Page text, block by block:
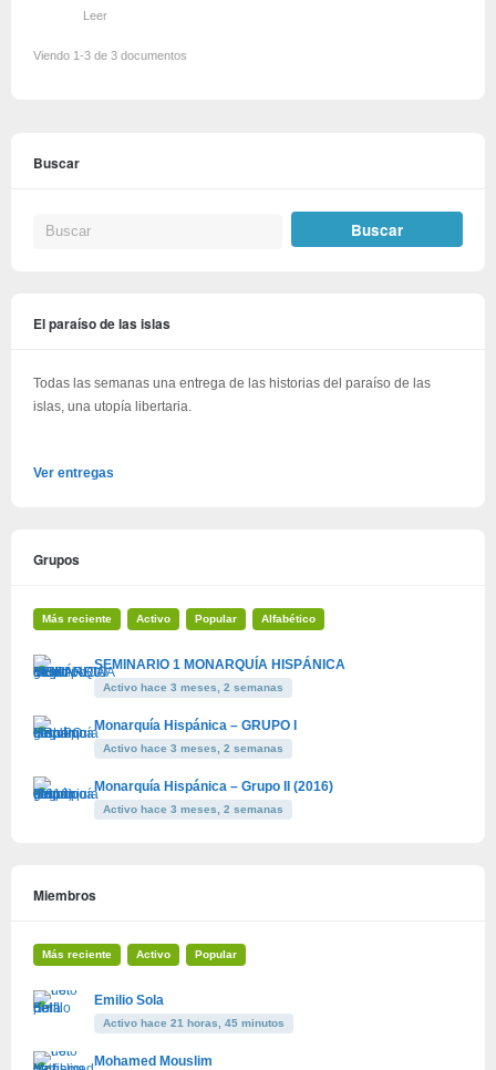
Leer
Viendo 1-3 de 3 documentos
Buscar
El paraíso de las islas
Todas las semanas una entrega de las historias del paraíso de las
islas, una utopía libertaria.
Ver entregas
Grupos
Más reciente Activo Popular Alfabético
SEMINARIO 1 MONARQUÍA HISPÁNICA
Activo hace 3 meses, 2 semanas
Monarquía Hispánica – GRUPO I
Activo hace 3 meses, 2 semanas
Monarquía Hispánica – Grupo II (2016)
Activo hace 3 meses, 2 semanas
Miembros
Más reciente Activo Popular
Emilio Sola
Activo hace 21 horas, 45 minutos
Mohamed Mouslim